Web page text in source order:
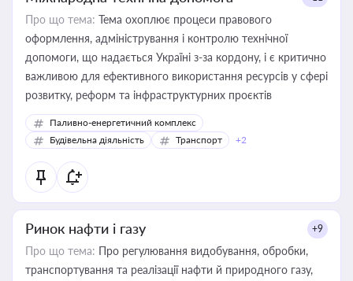
Про що тема: Тема охоплює процеси правового
оформлення, адміністрування і контролю технічної
допомоги, що надається Україні з-за кордону, і є критично
важливою для ефективного використання ресурсів у сфері
розвитку, реформ та інфраструктурних проєктів
Паливно-енергетичний комплекс
Будівельна діяльність
Транспорт +2
Ринок нафти і газу +9
Про що тема: Про регулювання видобування, обробки,
транспортування та реалізації нафти й природного газу,